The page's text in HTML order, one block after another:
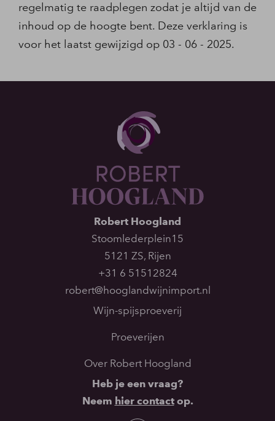
regelmatig te raadplegen zodat je altijd van de
inhoud op de hoogte bent. Deze verklaring is
voor het laatst gewijzigd op 03 - 06 - 2025.
Robert Hoogland
Stoomlederplein15
5121 ZS, Rijen
+31 6 51512824
robert@hooglandwijnimport.nl
Wijn-spijsproeverij
Proeverijen
Over Robert Hoogland
Heb je een vraag?
Neem hier contactop.